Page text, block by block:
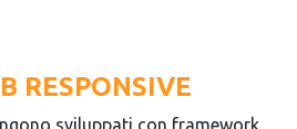
RESPONSIVE
sviluppati con framework